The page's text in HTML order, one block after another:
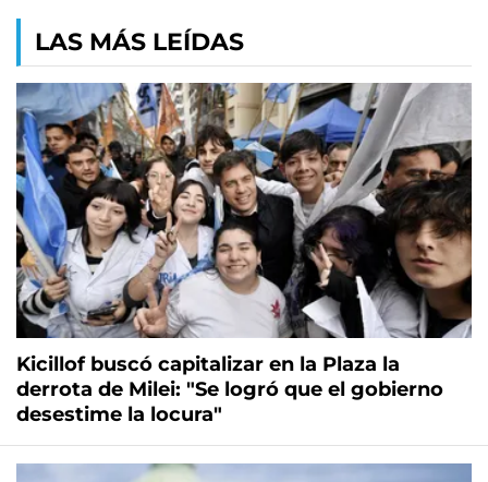
LAS MÁS LEÍDAS
Kicillof buscó capitalizar en la Plaza la
derrota de Milei: "Se logró que el gobierno
desestime la locura"